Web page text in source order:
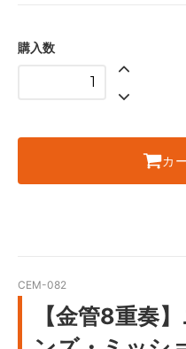
購入数
カ
CEM-082
【金管8重奏